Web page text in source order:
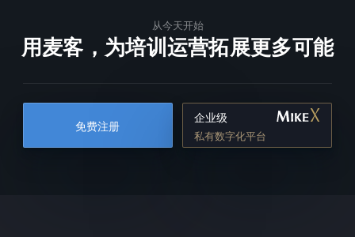
从今天开始
用麦客，为培训运营拓展更多可能
免费注册
企业级
私有数字化平台